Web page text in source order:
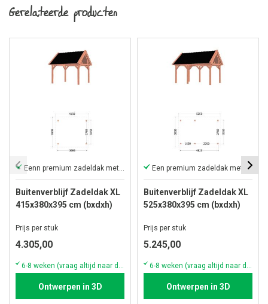
Gerelateerde producten
Eenn premium zadeldak met sporenkap.
Buitenverblijf Zadeldak XL
415x380x395 cm (bxdxh)
Prijs per stuk
4.305,00
Ontwerpen in 3D
Een premium zadeldak met sporenkap.
Buitenverblijf Zadeldak XL
525x380x395 cm (bxdxh)
Prijs per stuk
5.245,00
Ontwerpen in 3D